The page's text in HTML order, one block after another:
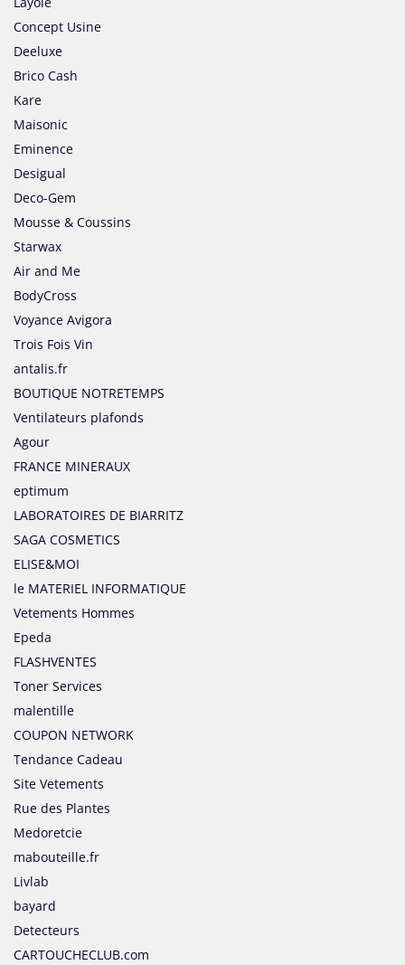
Concept Usine
Deeluxe
Brico Cash
Kare
Maisonic
Eminence
Desigual
Deco-Gem
Mousse & Coussins
Starwax
Air and Me
BodyCross
Voyance Avigora
Trois Fois Vin
antalis.fr
BOUTIQUE NOTRETEMPS
Ventilateurs plafonds
Agour
FRANCE MINERAUX
eptimum
LABORATOIRES DE BIARRITZ
SAGA COSMETICS
ELISE&MOI
le MATERIEL INFORMATIQUE
Vetements Hommes
Epeda
FLASHVENTES
Toner Services
malentille
COUPON NETWORK
Tendance Cadeau
Site Vetements
Rue des Plantes
Medoretcie
mabouteille.fr
Livlab
bayard
Detecteurs
CARTOUCHECLUB.com